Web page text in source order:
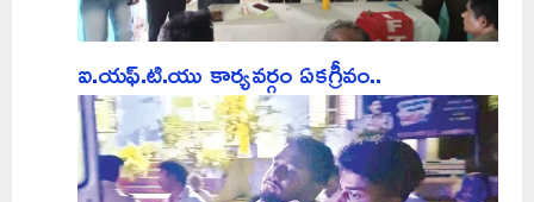
ఐ.యఫ్.టి.యు కార్యవర్గం ఏకగ్రీవం..